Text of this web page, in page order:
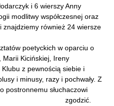
i 6 wierszy Anny
modlitwy współczesnej oraz
znajdziemy również 24 wiersze
poetyckich w oparciu o
Marii Kicińskiej, Ireny
Klubu z pewnością siebie i
i minusy, razy i pochwały. Z
postronnemu słuchaczowi
zgodzić.